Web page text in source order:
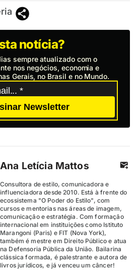
notícia?
sempre atualizado com o
nos negócios, economia e
Gerais, no Brasil e no Mundo.
Newsletter
Ana Letícia Mattos
Consultora de estilo, comunicadora e
influenciadora desde 2010. Está à frente do
ecossistema "O Poder do Estilo", com
cursos e mentorias nas áreas de imagem,
comunicação e estratégia. Com formação
internacional em instituições como Istituto
Marangoni (Paris) e FIT (Nova York),
também é mestre em Direito Público e atua
na Defensoria Pública da União. Bailarina
clássica formada, é palestrante e autora de
livros jurídicos, e já venceu um câncer!